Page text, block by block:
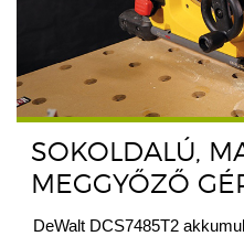
SOKOLDALÚ,
MEGGYŐZŐ
DeWalt DCS7485T2